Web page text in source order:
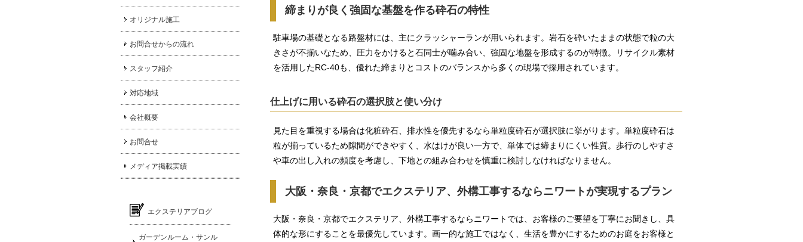
オリジナル施工
お問合せからの流れ
スタッフ紹介
対応地域
会社概要
お問合せ
メディア掲載実績
エクステリアブログ
ガーデンルーム・サンル
締まりが良く強固な基盤を作る砕石の特性
駐車場の基礎となる路盤材には、主にクラッシャーランが用いられます。岩石を砕いたままの状態で粒の大
きさが不揃いなため、圧力をかけると石同士が噛み合い、強固な地盤を形成するのが特徴。リサイクル素材
を活用したRC-40も、優れた締まりとコストのバランスから多くの現場で採用されています。
仕上げに用いる砕石の選択肢と使い分け
見た目を重視する場合は化粧砕石、排水性を優先するなら単粒度砕石が選択肢に挙がります。単粒度砕石は
粒が揃っているため隙間ができやすく、水はけが良い一方で、単体では締まりにくい性質。歩行のしやすさ
や車の出し入れの頻度を考慮し、下地との組み合わせを慎重に検討しなければなりません。
大阪・奈良・京都でエクステリア、外構工事するならニワートが実現するプラン
大阪・奈良・京都でエクステリア、外構工事するならニワートでは、お客様のご要望を丁寧にお聞きし、具
体的な形にすることを最優先しています。画一的な施工ではなく、生活を豊かにするためのお庭をお客様と